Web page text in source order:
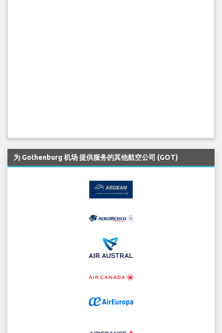
为 Gothenburg 机场 提供服务的其他航空公司 (GOT)